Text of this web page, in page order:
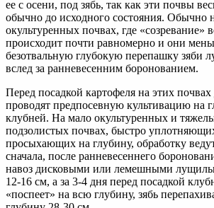
ее с осени, под зябь, так как эти почвы
обычно до исходного состояния. Обычно
окультуренных почвах, где «созревание»
происходит почти равномерно и они
безотвальную глубокую перепашку зяби
вслед за ранневесенним боронованием.
Перед посадкой картофеля на этих
проводят предпосевную культивацию на
клубней. На мало окультуренных и
подзолистых почвах, быстро
просыхающих на глубину, обработку
сначала, после ранневесеннего
навоз дисковыми или лемешными
12-16 см, а за 3-4 дня перед посадкой
«поспеет» на всю глубину, зябь